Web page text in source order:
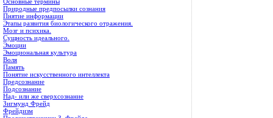
Природные предпосылки сознания
Пнятие информации
Этапы развития биологического отражения.
Мозг и психика.
Сущность идеального.
Эмоции
Эмоциональная культура
Воля
Память
Понятие искусственного интеллекта
Предсознание
Подсознание
Над- или же сверхсознание
Зигмунд Фрейд
Фрейдизм